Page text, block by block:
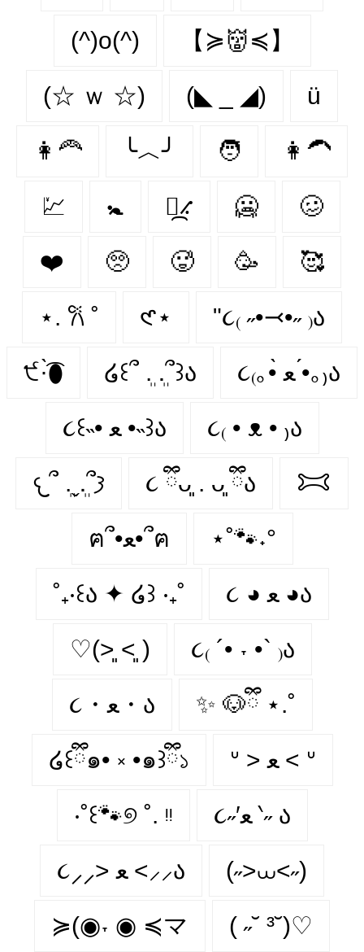
(^)o(^) 【≽👹≼】
(☆ ｗ ☆) (◣ _ ◢) ü
👩‍🦰 ╰︿╯ 🧑 👩‍🦱
💹 🚼 ⳻᷼⳺ 🥶️ 🥴️
❤️️ 🥺️ 🥵️ 🥳️ 🥰️
⋆. 𐙚 ˚ 𑣲⋆ "૮₍ ˶•⤙•˶ ₎ა
੯·̀͡⬮ ໒꒰՞ ܸ. .ܸ՞꒱ა ૮₍｡•̀ ﻌ •́｡₎ა
૮꒰˵• ﻌ •˵꒱ა ૮₍ • ᴥ • ₎ა
𐔌՞ ܸ.ˬ.ܸ՞𐦯 ૮ ྀིᴗ͈ . ᴗ͈ ྀིა 𐂯
ฅ՞•ﻌ•՞ฅ ⋆˚🐾˖°
˚₊‧꒰ა ✦ ໒꒱ ‧₊˚ ૮ ◕ ﻌ ◕ა
♡(˃͈ ˂͈ ) ૮₍ ´• ˕ •` ₎ა
૮・ﻌ・ა ✨ 🐶ྀི ⋆.˚
໒꒰ྀི๑• ༝ •๑꒱ྀི১ ᐡ > ﻌ < ᐡ
‧˚꒰🐾୭ ˚. ᵎᵎ ૮˶′ﻌ ‵˶ ა
૮⸝⸝> ﻌ <⸝⸝ა (˶>⩊<˶)
≽(◉˕ ◉ ≼マ ( ˶˘ ³˘)♡